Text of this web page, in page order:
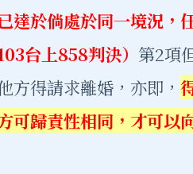
達於倘處於同一境況，
103台上858判決） 第2項
方得請求離婚，亦即，
可歸責性相同，才可以